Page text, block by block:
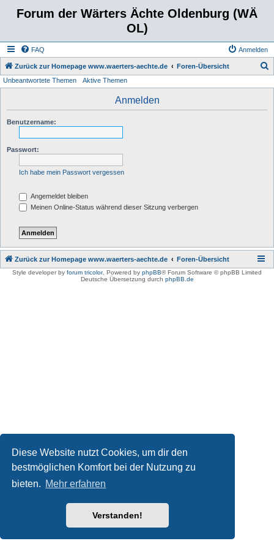
Diese Website nutzt Cookies, um dir den
bestmöglichen Komfort bei der Nutzung zu
bieten. Mehr erfahren
Verstanden!
Forum der Wärters Ächte Oldenburg (WÄ
OL)
FAQ Anmelden
Zurück zur Homepage www.waerters-aechte.de Foren-Übersicht
Unbeantwortete Themen Aktive Themen
Anmelden
Benutzername:
Passwort:
Ich habe mein Passwort vergessen
Angemeldet bleiben
Meinen Online-Status während dieser Sitzung verbergen
Zurück zur Homepage www.waerters-aechte.de Foren-Übersicht
Style developer by forum tricolor, Powered by phpBB® Forum Software © phpBB Limited
Deutsche Übersetzung durch phpBB.de